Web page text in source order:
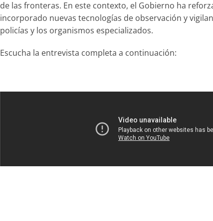
de las fronteras. En este contexto, el Gobierno ha
incorporado nuevas tecnologías de observación y
policías y los organismos especializados.
Escucha la entrevista completa a continuación: